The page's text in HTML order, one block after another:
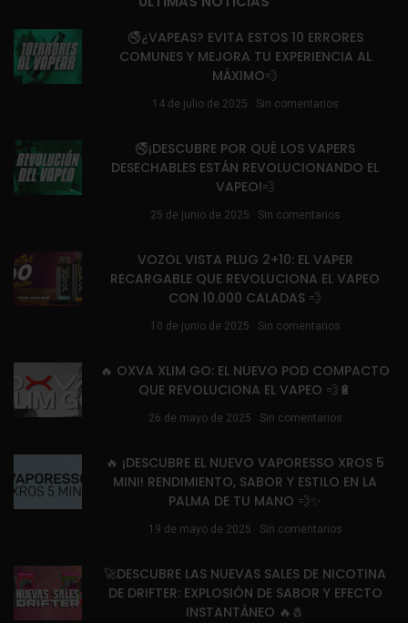
🚭¿VAPEAS? EVITA ESTOS 10 ERRORES
COMUNES Y MEJORA TU EXPERIENCIA AL
MÁXIMO💨
14 de julio de 2025 Sin comentarios
🚭¡DESCUBRE POR QUÉ LOS VAPERS
DESECHABLES ESTÁN REVOLUCIONANDO EL
VAPEO!💨
25 de junio de 2025 Sin comentarios
VOZOL VISTA PLUG 2+10: EL VAPER
RECARGABLE QUE REVOLUCIONA EL VAPEO
CON 10.000 CALADAS 💨
10 de junio de 2025 Sin comentarios
🔥 OXVA XLIM GO: EL NUEVO POD COMPACTO
QUE REVOLUCIONA EL VAPEO 💨🔋
26 de mayo de 2025 Sin comentarios
🔥 ¡DESCUBRE EL NUEVO VAPORESSO XROS 5
MINI! RENDIMIENTO, SABOR Y ESTILO EN LA
PALMA DE TU MANO 💨✨
19 de mayo de 2025 Sin comentarios
🚀DESCUBRE LAS NUEVAS SALES DE NICOTINA
DE DRIFTER: EXPLOSIÓN DE SABOR Y EFECTO
INSTANTÁNEO 🔥🧂